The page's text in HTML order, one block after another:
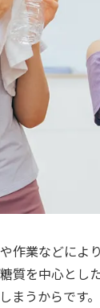
作業などによ
質を中心とし
まうからです